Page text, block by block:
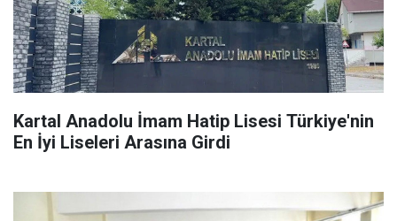
Kartal Anadolu İmam Hatip Lisesi Türkiye'nin
En İyi Liseleri Arasına Girdi